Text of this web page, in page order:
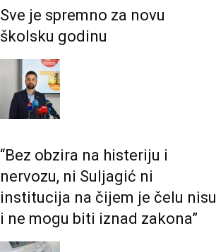
Sve je spremno za novu
školsku godinu
“Bez obzira na histeriju i
nervozu, ni Suljagić ni
institucija na čijem je čelu nisu
i ne mogu biti iznad zakona”